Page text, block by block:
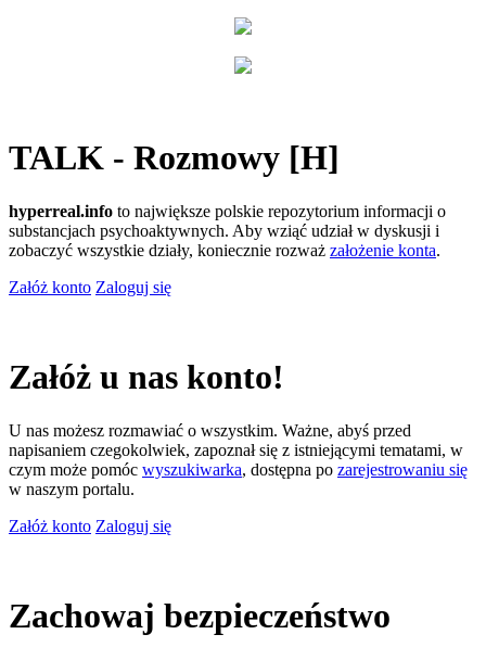
TALK - Rozmowy [H]
hyperreal.info to największe polskie repozytorium informacji o
substancjach psychoaktywnych. Aby wziąć udział w dyskusji i
zobaczyć wszystkie działy, koniecznie rozważ założenie konta.
Załóż konto Zaloguj się
Załóż u nas konto!
U nas możesz rozmawiać o wszystkim. Ważne, abyś przed
napisaniem czegokolwiek, zapoznał się z istniejącymi tematami, w
czym może pomóc wyszukiwarka, dostępna po zarejestrowaniu się
w naszym portalu.
Załóż konto Zaloguj się
Zachowaj bezpieczeństwo